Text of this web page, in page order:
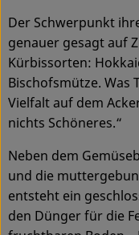
Der Schwerpunkt
genauer gesagt auf
Kürbissorten:
Bischofsmütze. Was
Vielfalt auf dem
nichts Schöneres.“
Neben dem
und die
entsteht ein
den Dünger für die